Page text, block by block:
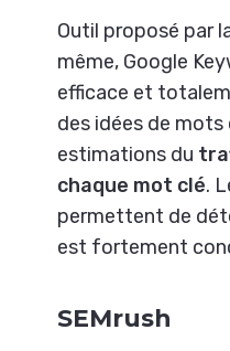
Outil proposé par
même, Google
efficace et
des idées de mots
estimations du
chaque mot clé.
permettent de
est fortement
SEMrush